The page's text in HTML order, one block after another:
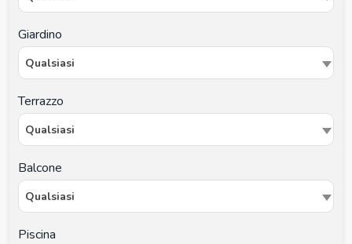
Giardino
Qualsiasi
Terrazzo
Qualsiasi
Balcone
Qualsiasi
Piscina